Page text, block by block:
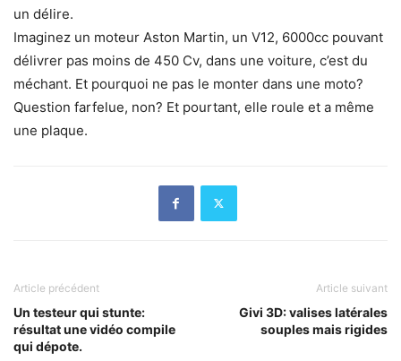
un délire.
Imaginez un moteur Aston Martin, un V12, 6000cc pouvant
délivrer pas moins de 450 Cv, dans une voiture, c’est du
méchant. Et pourquoi ne pas le monter dans une moto?
Question farfelue, non? Et pourtant, elle roule et a même
une plaque.
Article précédent
Un testeur qui stunte:
résultat une vidéo compile
qui dépote.
Article suivant
Givi 3D: valises latérales
souples mais rigides